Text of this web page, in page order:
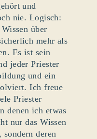
und
nie. Logisch:
über
mehr als
Es ist sein
jeder Priester
und ein
Ich freue
Priester
denen ich etwas
nur das Wissen
sondern deren